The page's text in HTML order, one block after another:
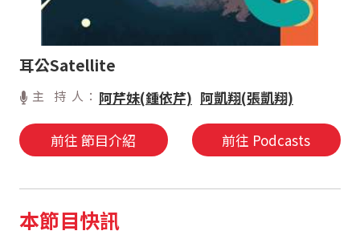
耳公Satellite
主 持 人： 阿芹妹(鍾依芹) 阿凱翔(張凱翔)
前往 節目介紹 前往 Podcasts
本節目快訊